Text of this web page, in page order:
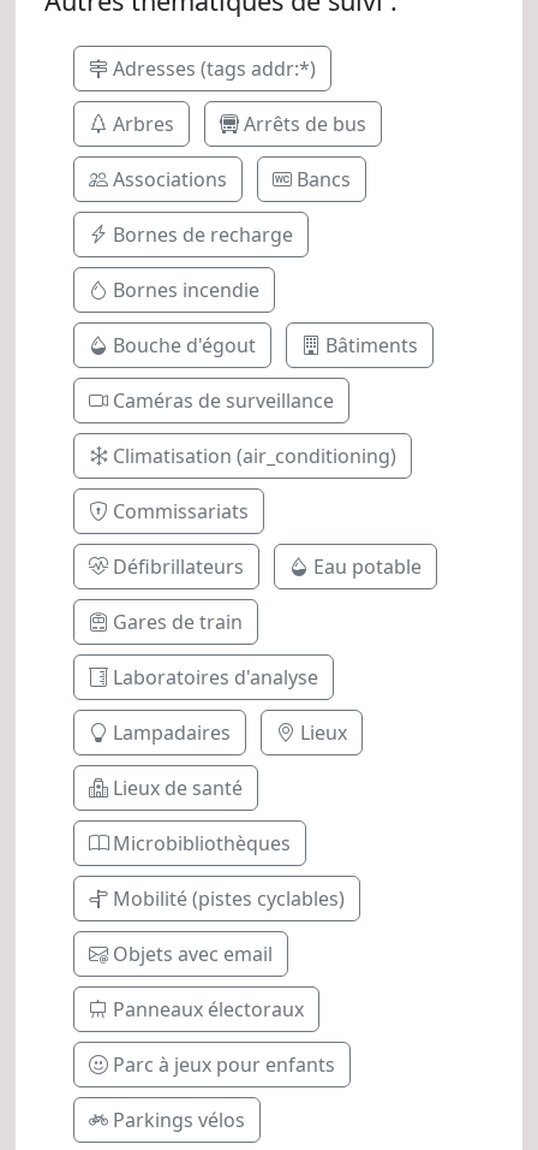
Adresses (tags addr:*)
Arbres Arrêts de bus
Associations Bancs
Bornes de recharge
Bornes incendie
Bouche d'égout Bâtiments
Caméras de surveillance
Climatisation (air_conditioning)
Commissariats
Défibrillateurs Eau potable
Gares de train
Laboratoires d'analyse
Lampadaires Lieux
Lieux de santé
Microbibliothèques
Mobilité (pistes cyclables)
Objets avec email
Panneaux électoraux
Parc à jeux pour enfants
Parkings vélos